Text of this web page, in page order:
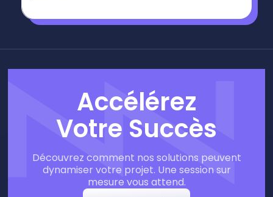
Accélérez
Votre Succès
Découvrez comment nos solutions peuvent
dynamiser votre projet. Une session sur
mesure vous attend.